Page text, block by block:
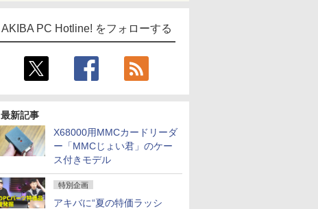
AKIBA PC Hotline! をフォローする
最新記事
X68000用MMCカードリーダ
ー「MMCじょい君」のケー
ス付きモデル
特別企画
アキバに“夏の特価ラッシ